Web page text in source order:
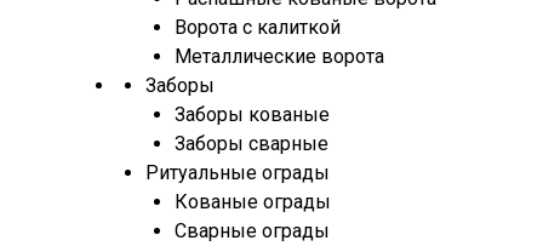
Ворота с калиткой
Металлические ворота
Заборы
Заборы кованые
Заборы сварные
Ритуальные ограды
Кованые ограды
Сварные ограды